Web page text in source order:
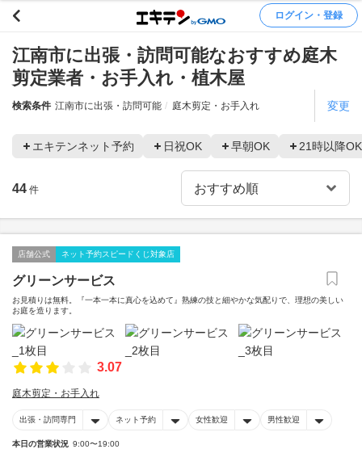
ログイン・登録
江南市に出張・訪問可能なおすすめ庭木
剪定業者・お手入れ・植木屋
検索条件 江南市に出張・訪問可能 庭木剪定・お手入れ 変更
エキテンネット予約 日祝OK 早朝OK 21時以降OK
44 件
店舗公式 ネット予約スピードくじ対象店
グリーンサービス
お見積りは無料。『一本一本に真心を込めて』熟練の技と細やかな気配りで、理想の美しい
お庭を造ります。
3.07
庭木剪定・お手入れ
出張・訪問専門 ネット予約 女性歓迎 男性歓迎
本日の営業状況 9:00〜19:00